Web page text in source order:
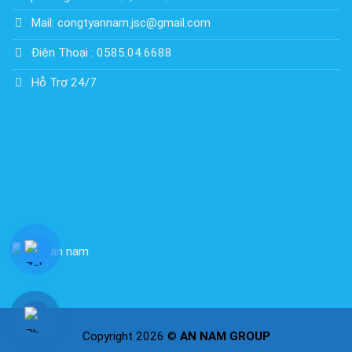
Mail: congtyannam.jsc@gmail.com
Điện Thoại : 0585.04.6688
Hỗ Trợ 24/7
Copyright 2026 © AN NAM GROUP